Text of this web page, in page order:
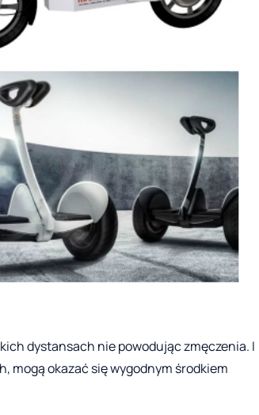
dystansach nie powodując zmęczenia. I
mogą okazać się wygodnym środkiem